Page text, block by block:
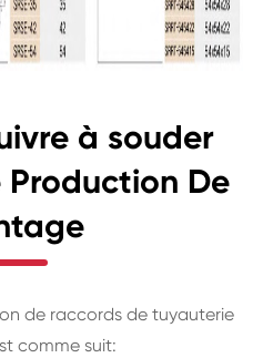
à souder
Production De
de raccords de tuyauterie
comme suit: